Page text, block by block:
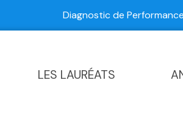
Diagnostic de
LES LAURÉATS